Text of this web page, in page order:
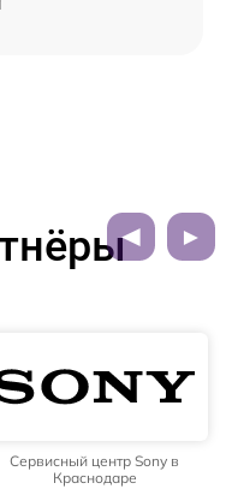
Сервисный центр Sony в
Краснодаре